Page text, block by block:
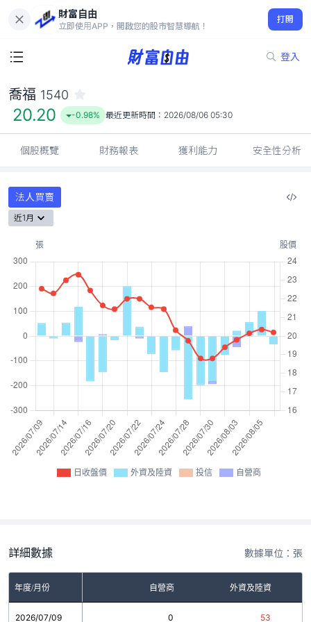
財富自由
立即使用APP，開啟您的股市智慧導航！
打開
登入
20.20
-0.98%
喬福 1540
20.20 -0.98% 最近更新時間： 2026/08/06 05:30
個股概覽 財務報表 獲利能力 安全性分析
法人買賣
近1月
日收盤價 外資及陸資 投信 自營商
詳細數據 數據單位：張
年度/月份 自營商 外資及陸資
2026/07/09 0 53